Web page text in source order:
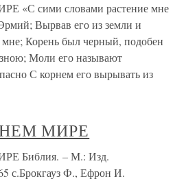
сими словами растение мне
Вырвав его из земли и
Корень был черный, подобен
Моли его называют
С корнем его вырывать из
МИРЕ
Библия. – М.: Изд.
с.Брокгауз Ф., Ефрон И.